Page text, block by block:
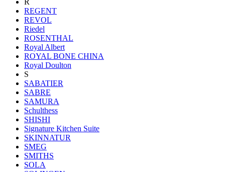
REGENT
REVOL
Riedel
ROSENTHAL
Royal Albert
ROYAL BONE CHINA
Royal Doulton
S
SABATIER
SABRE
SAMURA
Schulthess
SHISHI
Signature Kitchen Suite
SKINNATUR
SMEG
SMITHS
SOLA